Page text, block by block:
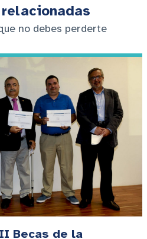
no debes perderte
Becas de la